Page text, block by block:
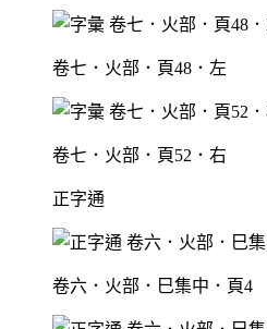
卷七．火部．頁48．左
卷七．火部．頁52．右
正字通
卷六．火部．巳集中．頁4